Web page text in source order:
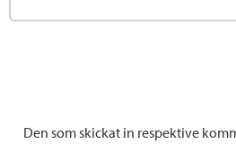
Den som skickat in respektive